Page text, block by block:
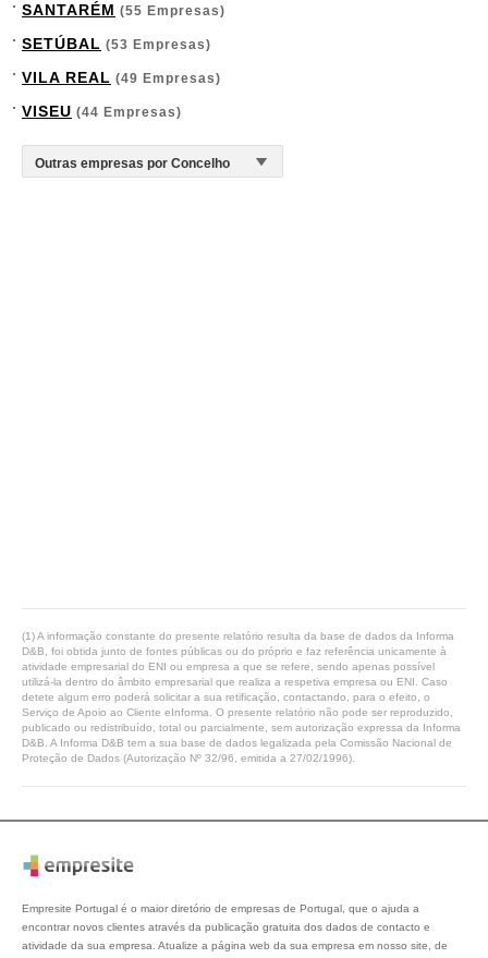
SANTARÉM (55 Empresas)
SETÚBAL (53 Empresas)
VILA REAL (49 Empresas)
VISEU (44 Empresas)
(1) A informação constante do presente relatório resulta da base de dados da Informa
D&B, foi obtida junto de fontes públicas ou do próprio e faz referência unicamente à
atividade empresarial do ENI ou empresa a que se refere, sendo apenas possível
utilizá-la dentro do âmbito empresarial que realiza a respetiva empresa ou ENI. Caso
detete algum erro poderá solicitar a sua retificação, contactando, para o efeito, o
Serviço de Apoio ao Cliente eInforma. O presente relatório não pode ser reproduzido,
publicado ou redistribuído, total ou parcialmente, sem autorização expressa da Informa
D&B. A Informa D&B tem a sua base de dados legalizada pela Comissão Nacional de
Proteção de Dados (Autorização Nº 32/96, emitida a 27/02/1996).
Empresite Portugal é o maior diretório de empresas de Portugal, que o ajuda a
encontrar novos clientes através da publicação gratuita dos dados de contacto e
atividade da sua empresa. Atualize a página web da sua empresa em nosso site, de